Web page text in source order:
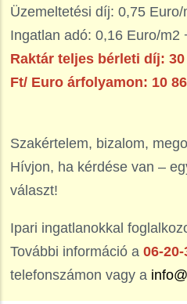
Üzemeltetési díj: 0,75 Euro/
Ingatlan adó: 0,16 Euro/m2
Raktár teljes bérleti díj:
Ft/ Euro árfolyamon: 10
Szakértelem, bizalom,
Hívjon, ha kérdése van –
választ!
Ipari ingatlanokkal
További információ a 06-
telefonszámon vagy a